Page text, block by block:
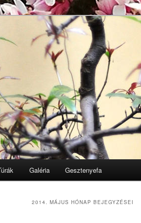
honlapja
Galéria Gesztenyefa
2014. MÁJUS HÓNAP BEJEGYZÉSEI